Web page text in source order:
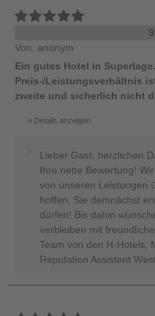
Von: anonym
Ein gutes Hotel in
Preis-/Leistungsverhältnis
zweite und sicherlich nicht
Details anzeigen
Lieber Gast, herzlichen
Ihre nette Bewertung!
von unseren Leistungen
hoffen, Sie demnächst
dürfen! Bis dahin
verbleiben mit
Team von den H-Hotels,
Reputation Assistent